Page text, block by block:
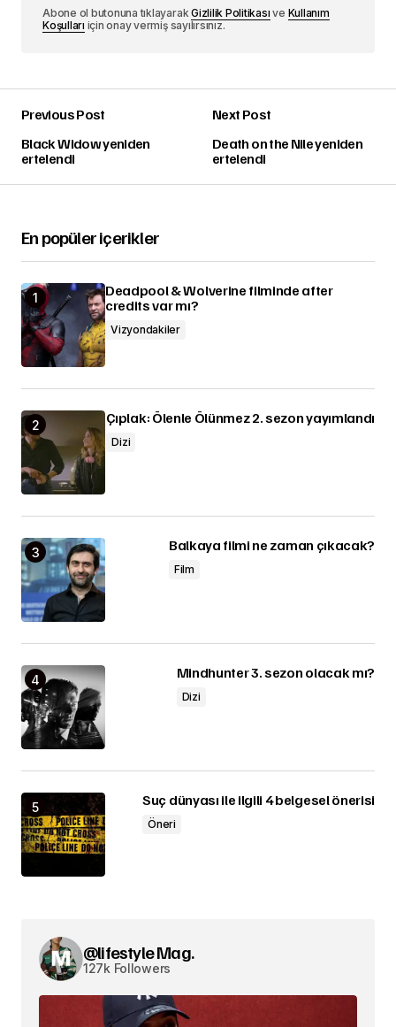
Abone ol butonuna tıklayarakGizlilik Politikası ve Kullanım
Koşulları için onay vermiş sayılırsınız.
Previous Post
Black Widow yeniden
ertelendi
Next Post
Death on the Nile yeniden
ertelendi
En popüler içerikler
Deadpool & Wolverine filminde after
credits var mı?
Vizyondakiler
Çıplak: Ölenle Ölünmez 2. sezon yayımlandı
Dizi
Balkaya filmi ne zaman çıkacak?
Film
Mindhunter 3. sezon olacak mı?
Dizi
Suç dünyası ile ilgili 4 belgesel önerisi
Öneri
@lifestyle Mag.
127k Followers